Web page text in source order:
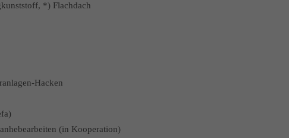
*) Flachdach
Hacken
(in Kooperation)